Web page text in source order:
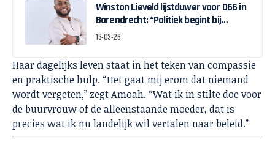
Winston Lieveld lijstduwer voor D66 in
Barendrecht: “Politiek begint bij
betrokkenheid”
13-03-26
Haar dagelijks leven staat in het teken van compassie
en praktische hulp. “Het gaat mij erom dat niemand
wordt vergeten,” zegt Amoah. “Wat ik in stilte doe voor
de buurvrouw of de alleenstaande moeder, dat is
precies wat ik nu landelijk wil vertalen naar beleid.”